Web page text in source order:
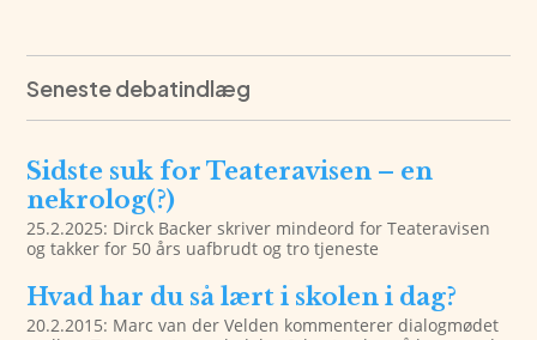
Seneste debatindlæg
Sidste suk for Teateravisen – en
nekrolog(?)
25.2.2025: Dirck Backer skriver mindeord for Teateravisen
og takker for 50 års uafbrudt og tro tjeneste
Hvad har du så lært i skolen i dag?
20.2.2015: Marc van der Velden kommenterer dialogmødet